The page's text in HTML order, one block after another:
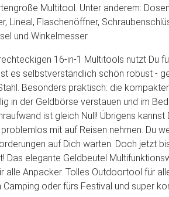
Multitool. Unter anderem:
Lineal, Flaschenöffner,
und Winkelmesser.
16-in-1 Multitools nutzt Du
es selbstverständlich schön robust -
Besonders praktisch: die
in der Geldbörse verstauen und im
ist gleich Null! Übrigens kannst
mit auf Reisen nehmen. Du
auf Dich warten. Doch jetzt
Das elegante Geldbeutel
alle Anpacker. Tolles Outdoortool für
Camping oder fürs Festival und super